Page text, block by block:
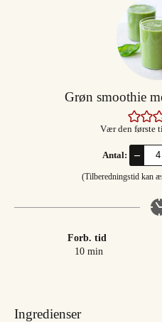
Grøn smoothie
Vær den første
Antal: –
(Tilberedningstid kan
Forb. tid
10minutter
min
Ingredienser